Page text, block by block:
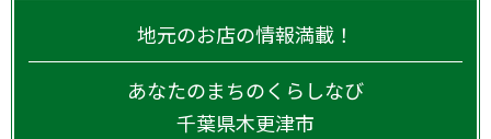
地元のお店の情報満載！
あなたのまちのくらしなび
千葉県木更津市